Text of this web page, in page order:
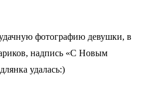
фотографию девушки, в
надпись «С Новым
удалась:)